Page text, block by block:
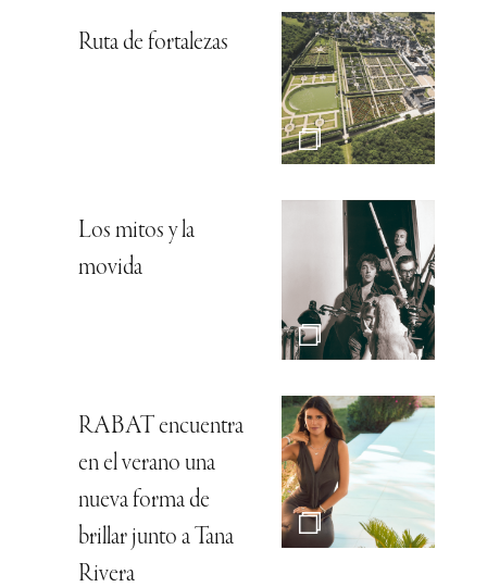
Ruta de fortalezas
Los mitos y la
movida
RABAT encuentra
en el verano una
nueva forma de
brillar junto a Tana
Rivera